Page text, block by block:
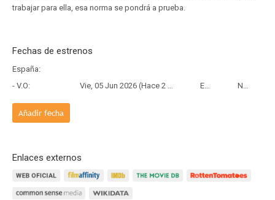
trabajar para ella, esa norma se pondrá a prueba.
Fechas de estrenos
España:
- V.O:
Vie, 05 Jun 2026 (Hace 2 meses y 4 días) Estreno Netflix
Añadir fecha
Enlaces externos